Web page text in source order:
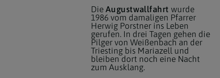
Die Augustwallfahrt wurde
1986 vom damaligen Pfarrer
Herwig Porstner ins Leben
gerufen. In drei Tagen gehen die
Pilger von Weißenbach an der
Triesting bis Mariazell und
bleiben dort noch eine Nacht
zum Ausklang.